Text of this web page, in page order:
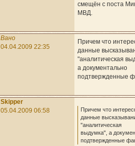
смещён с поста
МВД.
Вано
04.04.2009 22:35
Причем что
данные
"аналитическая
а документально
подтвержденные
Skipper
05.04.2009 06:58
Причем что
данные
"аналитическая
выдумка", а
подтвержденные